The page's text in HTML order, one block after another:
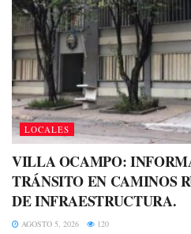
LOCALES
VILLA OCAMPO:
TRÁNSITO EN CAMINOS
DE INFRAESTRUCTURA.
AGOSTO 5, 2026 120